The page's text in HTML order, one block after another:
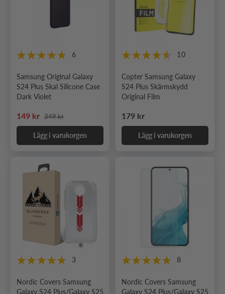
6
Samsung Original Galaxy
S24 Plus Skal Silicone Case
Dark Violet
Nedsatt pris
149 kr Ordinarie pris
349 kr
Lägg i varukorgen
10
Copter Samsung Galaxy
S24 Plus Skärmskydd
Original Film
Ordinarie pris
179 kr
Lägg i varukorgen
3
Nordic Covers Samsung
Galaxy S24 Plus/Galaxy S25
8
Nordic Covers Samsung
Galaxy S24 Plus/Galaxy S25